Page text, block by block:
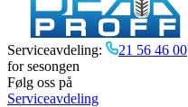
Serviceavdeling: 21 56 46 00
for sesongen
Følg oss på
Serviceavdeling